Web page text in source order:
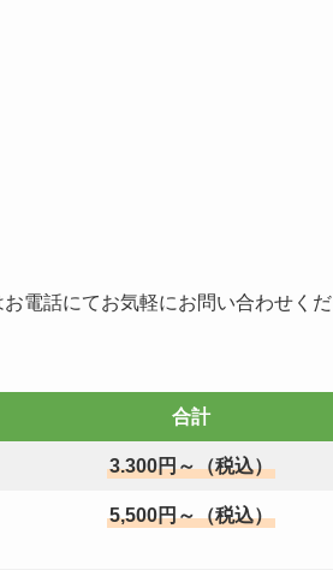
電話にてお気軽にお問い合わせくだ
合計
3.300円～（税込）
5,500円～（税込）